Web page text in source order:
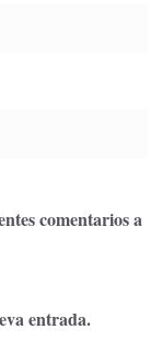
comentarios a
entrada.